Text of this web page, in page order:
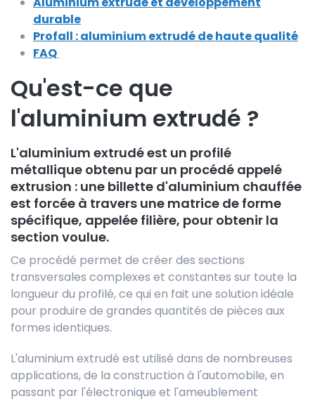
durable
Profall : aluminium extrudé de haute qualité
FAQ
Qu'est-ce que
l'aluminium extrudé ?
L'aluminium extrudé est un profilé
métallique obtenu par un procédé appelé
extrusion : une billette d'aluminium chauffée
est forcée à travers une matrice de forme
spécifique, appelée filière, pour obtenir la
section voulue.
Ce procédé permet de créer des sections
transversales complexes et constantes sur toute la
longueur du profilé, ce qui en fait une solution idéale
pour produire de grandes quantités de pièces aux
formes identiques.
L'aluminium extrudé est utilisé dans de nombreuses
applications, de la construction à l'automobile, en
passant par l'électronique et l'ameublement